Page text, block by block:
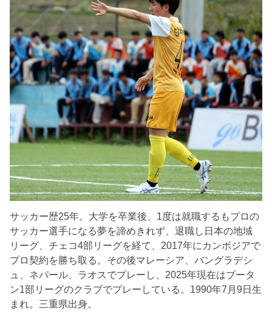
サッカー歴25年。大学を卒業後、1度は就職するもプロの
サッカー選手になる夢を諦めきれず、退職し日本の地域
リーグ、チェコ4部リーグを経て、2017年にカンボジアで
プロ契約を勝ち取る。その後マレーシア、バングラデシ
ュ、ネパール、ラオスでプレーし、2025年現在はブータ
ン1部リーグのクラブでプレーしている。1990年7月9日生
まれ。三重県出身。